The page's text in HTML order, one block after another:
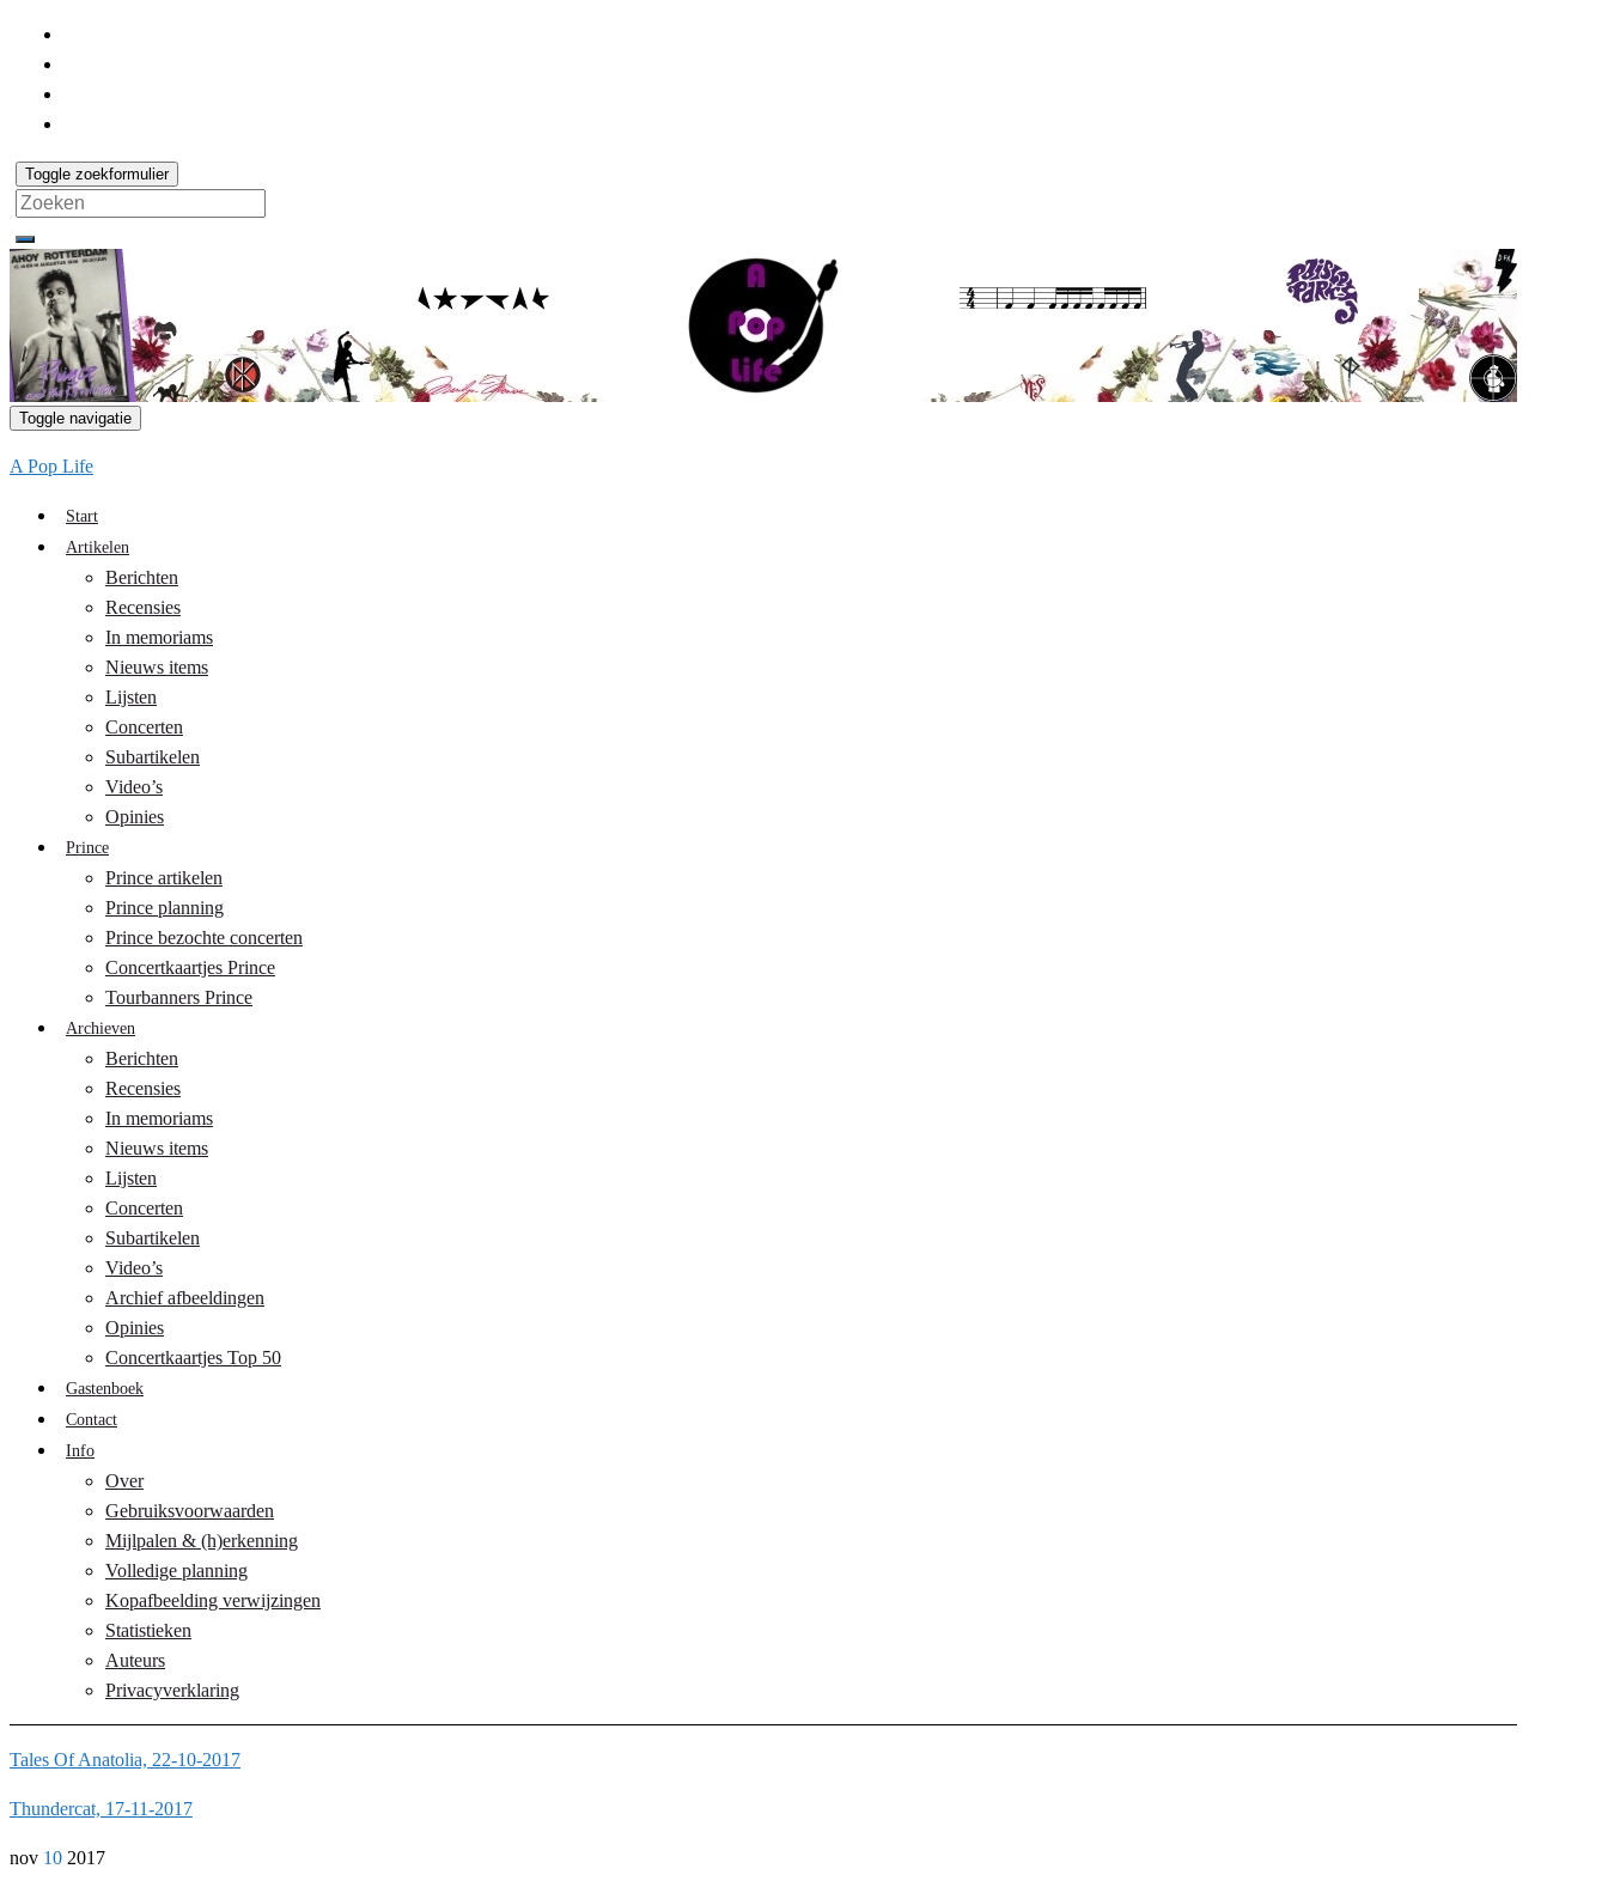
Toggle zoekformulier
Search
for:
Toggle navigatie
A Pop Life
Start
Artikelen
Berichten
Recensies
In memoriams
Nieuws items
Lijsten
Concerten
Subartikelen
Video’s
Opinies
Prince
Prince artikelen
Prince planning
Prince bezochte concerten
Concertkaartjes Prince
Tourbanners Prince
Archieven
Berichten
Recensies
In memoriams
Nieuws items
Lijsten
Concerten
Subartikelen
Video’s
Archief afbeeldingen
Opinies
Concertkaartjes Top 50
Gastenboek
Contact
Info
Over
Gebruiksvoorwaarden
Mijlpalen & (h)erkenning
Volledige planning
Kopafbeelding verwijzingen
Statistieken
Auteurs
Privacyverklaring
Tales Of Anatolia, 22-10-2017
Thundercat, 17-11-2017
nov 10 2017